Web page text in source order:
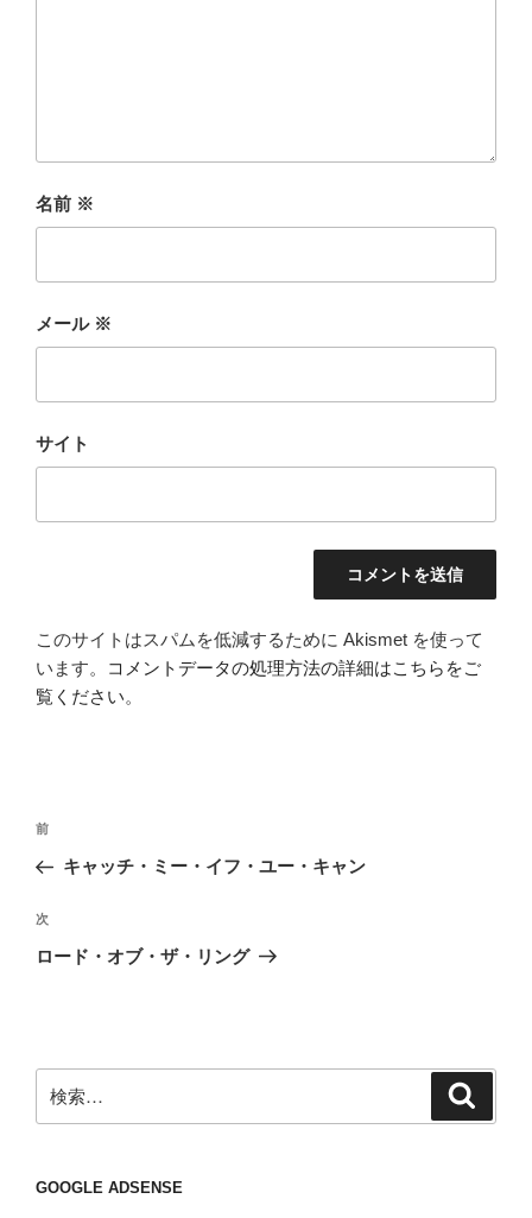
名前 ※
メール ※
サイト
このサイトはスパムを低減するために Akismet を使って
います。
コメントデータの処理方法の詳細はこちらをご
覧ください。
投
ナ
ビ
ゲ
ン
前
の
稿
前
キャッチ・ミー・イフ・ユー・キャン
次
の
次
ロード・オブ・ザ・リング
索:
GOOGLE ADSENSE